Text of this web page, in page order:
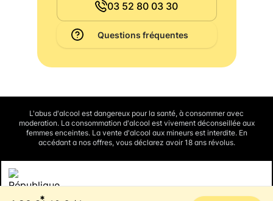
03 52 80 03 30
Questions fréquentes
L'abus d'alcool est dangereux pour la santé, à consommer avec
moderation. La consommation d'alcool est vivement déconseillée aux
femmes enceintes. La vente d'alcool aux mineurs est interdite. En
accédant a nos offres, vous déclarez avoir 18 ans révolus.